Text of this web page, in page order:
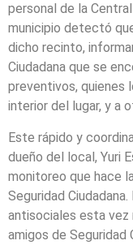
personal de la
municipio detectó
dicho recinto,
Ciudadana que se
preventivos, quienes
interior del lugar, y a
Este rápido y
dueño del local, Yuri
monitoreo que hace
Seguridad
antisociales esta vez
amigos de Seguridad